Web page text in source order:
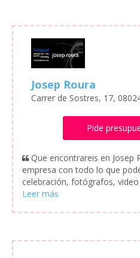
Josep Roura
Carrer de Sostres, 17,
Pide
Que encontrareis en Josep
empresa con todo lo que
celebración, fotógrafos,